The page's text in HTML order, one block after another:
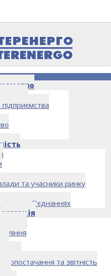
та учасники ринку
та об’єднаннях
та звітність